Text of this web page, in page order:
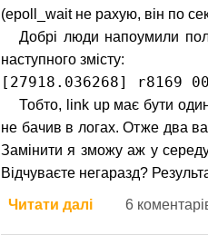
(epoll_wait не рахую, він по
Добрі люди напоумили
наступного змісту:
[27918.036268] r8169
Тобто, link up має бути
не бачив в логах. Отже два
Замінити я зможу аж у
Відчуваєте негаразд?
Читати далі про Скандали,
6